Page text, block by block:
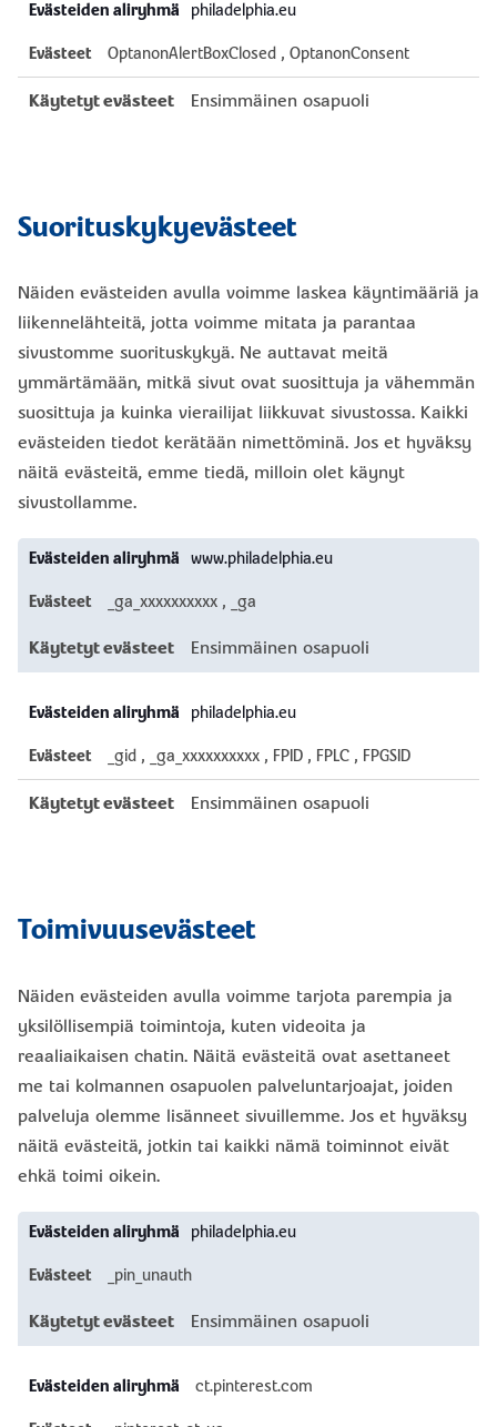
philadelphia.eu
OptanonAlertBoxClosed , OptanonConsent
Ensimmäinen osapuoli
Suorituskykyevästeet
Näiden evästeiden avulla voimme laskea käyntimääriä ja
liikennelähteitä, jotta voimme mitata ja parantaa
sivustomme suorituskykyä. Ne auttavat meitä
ymmärtämään, mitkä sivut ovat suosittuja ja vähemmän
suosittuja ja kuinka vierailijat liikkuvat sivustossa. Kaikki
evästeiden tiedot kerätään nimettöminä. Jos et hyväksy
näitä evästeitä, emme tiedä, milloin olet käynyt
sivustollamme.
Suorituskykyevästeet
www.philadelphia.eu
_ga_xxxxxxxxxx , _ga
Ensimmäinen osapuoli
philadelphia.eu
_gid , _ga_xxxxxxxxxx , FPID , FPLC , FPGSID
Ensimmäinen osapuoli
Toimivuusevästeet
Näiden evästeiden avulla voimme tarjota parempia ja
yksilöllisempiä toimintoja, kuten videoita ja
reaaliaikaisen chatin. Näitä evästeitä ovat asettaneet
me tai kolmannen osapuolen palveluntarjoajat, joiden
palveluja olemme lisänneet sivuillemme. Jos et hyväksy
näitä evästeitä, jotkin tai kaikki nämä toiminnot eivät
ehkä toimi oikein.
Toimivuusevästeet
philadelphia.eu
_pin_unauth
Ensimmäinen osapuoli
ct.pinterest.com